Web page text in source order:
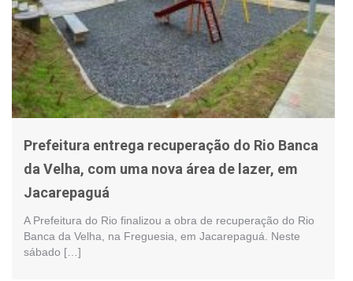
Prefeitura entrega recuperação do Rio Banca
da Velha, com uma nova área de lazer, em
Jacarepaguá
A Prefeitura do Rio finalizou a obra de recuperação do Rio
Banca da Velha, na Freguesia, em Jacarepaguá. Neste
sábado […]